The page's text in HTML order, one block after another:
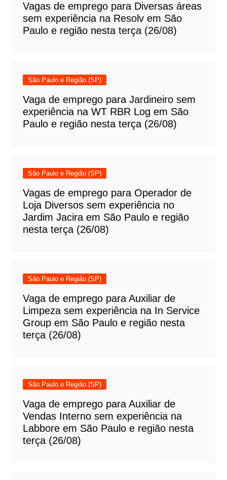
Vagas de emprego para Diversas áreas
sem experiência na Resolv em São
Paulo e região nesta terça (26/08)
São Paulo e Região (SP)
Vaga de emprego para Jardineiro sem
experiência na WT RBR Log em São
Paulo e região nesta terça (26/08)
São Paulo e Região (SP)
Vagas de emprego para Operador de
Loja Diversos sem experiência no
Jardim Jacira em São Paulo e região
nesta terça (26/08)
São Paulo e Região (SP)
Vaga de emprego para Auxiliar de
Limpeza sem experiência na In Service
Group em São Paulo e região nesta
terça (26/08)
São Paulo e Região (SP)
Vaga de emprego para Auxiliar de
Vendas Interno sem experiência na
Labbore em São Paulo e região nesta
terça (26/08)